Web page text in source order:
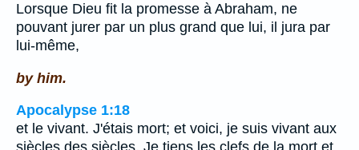
Lorsque Dieu fit la promesse à Abraham, ne
pouvant jurer par un plus grand que lui, il jura par
lui-même,
by him.
Apocalypse 1:18
et le vivant. J'étais mort; et voici, je suis vivant aux